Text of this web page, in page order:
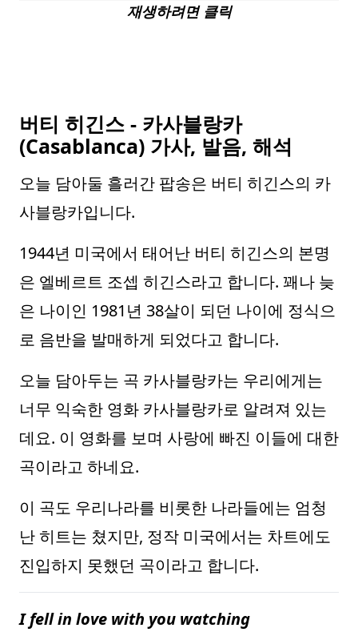
재생하려면 클릭
버티 히긴스 - 카사블랑카
(Casablanca) 가사, 발음, 해석
오늘 담아둘 흘러간 팝송은 버티 히긴스의 카
사블랑카입니다.
1944년 미국에서 태어난 버티 히긴스의 본명
은 엘베르트 조셉 히긴스라고 합니다. 꽤나 늦
은 나이인 1981년 38살이 되던 나이에 정식으
로 음반을 발매하게 되었다고 합니다.
오늘 담아두는 곡 카사블랑카는 우리에게는
너무 익숙한 영화 카사블랑카로 알려져 있는
데요. 이 영화를 보며 사랑에 빠진 이들에 대한
곡이라고 하네요.
이 곡도 우리나라를 비롯한 나라들에는 엄청
난 히트는 쳤지만, 정작 미국에서는 차트에도
진입하지 못했던 곡이라고 합니다.
I fell in love with you watching